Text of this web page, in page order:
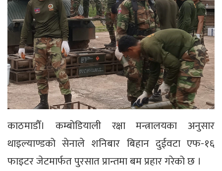
काठमाडौँ। कम्बोडियाली रक्षा मन्त्रालयका अनुसार
थाइल्याण्डको सेनाले शनिबार बिहान दुईवटा एफ-१६
फाइटर जेटमार्फत पुरसात प्रान्तमा बम प्रहार गरेको छ ।